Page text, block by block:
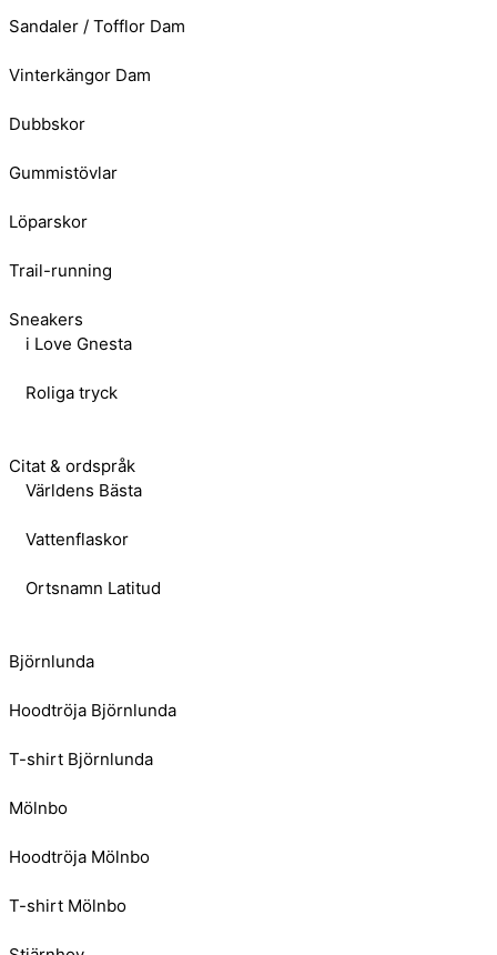
Sandaler / Tofflor Dam
Vinterkängor Dam
Dubbskor
Gummistövlar
Löparskor
Trail-running
Sneakers
i Love Gnesta
Roliga tryck
Citat & ordspråk
Världens Bästa
Vattenflaskor
Ortsnamn Latitud
Björnlunda
Hoodtröja Björnlunda
T-shirt Björnlunda
Mölnbo
Hoodtröja Mölnbo
T-shirt Mölnbo